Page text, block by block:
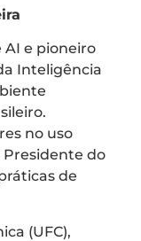
AI e pioneiro
Inteligência
no uso
do
de
(UFC),